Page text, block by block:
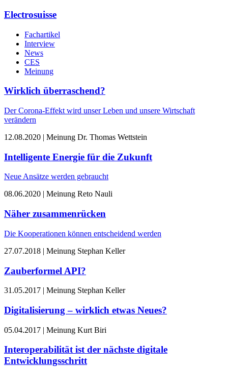
Electrosuisse
Fachartikel
Interview
News
CES
Meinung
Wirklich überraschend?
Der Corona-Effekt wird unser Leben und unsere Wirtschaft
verändern
12.08.2020 | Meinung Dr. Thomas Wettstein
Intelligente Energie für die Zukunft
Neue Ansätze werden gebraucht
08.06.2020 | Meinung Reto Nauli
Näher zusammenrücken
Die Kooperationen können entscheidend werden
27.07.2018 | Meinung Stephan Keller
Zauberformel API?
31.05.2017 | Meinung Stephan Keller
Digitalisierung – wirklich etwas Neues?
05.04.2017 | Meinung Kurt Biri
Interoperabilität ist der nächste digitale
Entwicklungsschritt